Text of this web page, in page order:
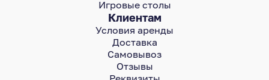
Клиентам
Условия аренды
Доставка
Самовывоз
Отзывы
Игровые столы